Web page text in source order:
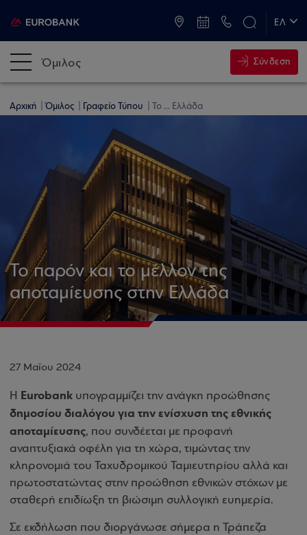
ΕΛ
Όμιλος Σύνδεση
Αρχική Όμιλος Γραφείο Τύπου Το ... Ελλάδα
Το παρόν και το μέλλον της
αποταμίευσης στην Ελλάδα
27 Μαΐου 2024
Η Eurobank υπογραμμίζει την ανάγκη προώθησης
δημοσίου διαλόγου για την ενίσχυση της εθνικής
αποταμίευσης, που συνδέεται με προφανή
αναπτυξιακά οφέλη για τη χώρα, τιμώντας την
κληρονομιά του Ταχυδρομικού Ταμιευτηρίου αλλά και
πρωτοστατώντας στην προώθηση εθνικών στόχων με
σταθερή επιδίωξη τη βιώσιμη συλλογική ευημερία.
Σε εκδήλωση που διοργάνωσε σήμερα η Τράπεζα